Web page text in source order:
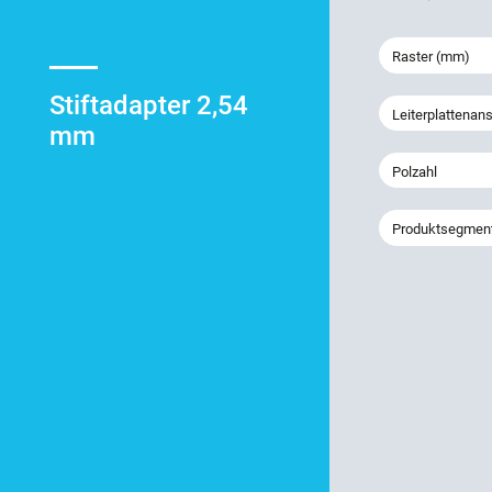
Stiftadapter 2,54
mm
Raster (mm)
Polzahl